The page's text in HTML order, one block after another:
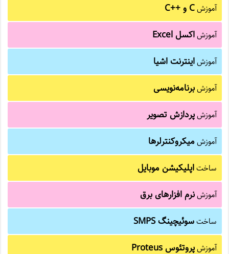
آموزشC و C++‎
آموزشاکسل Excel
آموزشاینترنت اشیا
آموزشبرنامه‌نویسی
آموزشپردازش تصویر
آموزشمیکروکنترلرها
ساختاپلیکیشن موبایل
آموزشنرم افزارهای برق
ساختسوئیچینگ SMPS
آموزشپروتئوس Proteus